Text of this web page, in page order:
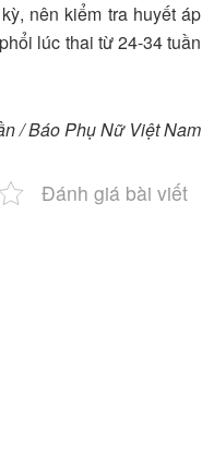
nên kiểm tra huyết áp
lúc thai từ 24-34 tuần
/ Báo Phụ Nữ Việt Nam
Đánh giá bài viết